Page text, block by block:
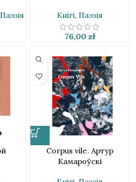
Паэзія Кнігі, Паэзія
76,00 zł
Corpus vile. Артур
Камароўскі